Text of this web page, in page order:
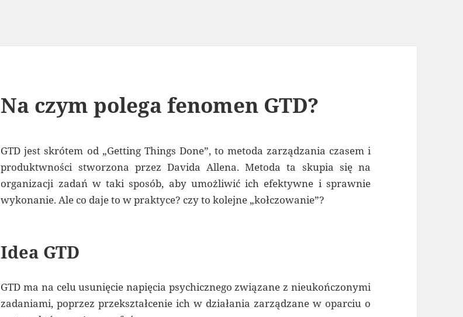
Na czym polega fenomen GTD?
GTD jest skrótem od „Getting Things Done”, to metoda zarządzania czasem i
produktwności stworzona przez Davida Allena. Metoda ta skupia się na
organizacji zadań w taki sposób, aby umożliwić ich efektywne i sprawnie
wykonanie. Ale co daje to w praktyce? czy to kolejne „kołczowanie”?
Idea GTD
GTD ma na celu usunięcie napięcia psychicznego związane z nieukończonymi
zadaniami, poprzez przekształcenie ich w działania zarządzane w oparciu o